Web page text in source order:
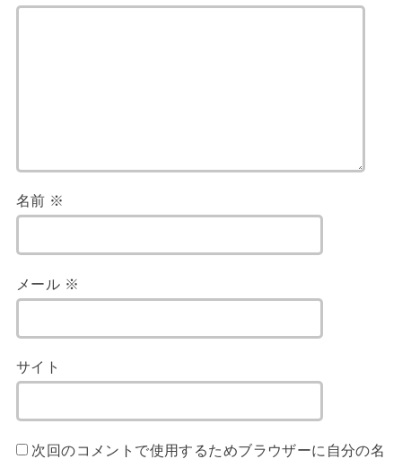
名前 ※
メール ※
サイト
次回のコメントで使用するためブラウザーに自分の名